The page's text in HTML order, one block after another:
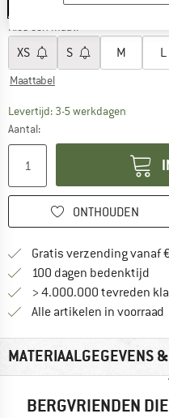
-30%
Kies een maat:
XS S M L
Maattabel
Levertijd: 3-5 werkdagen
Aantal:
ONTHOUDEN
Gratis verzending vanaf
100 dagen bedenktijd
> 4.000.000 tevreden
Alle artikelen in voorraad
MATERIAALGEGEVENS
BERGVRIENDEN